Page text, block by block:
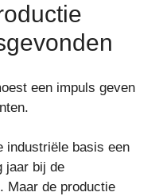
een impuls geven
industriële basis een
jaar bij de
Maar de productie